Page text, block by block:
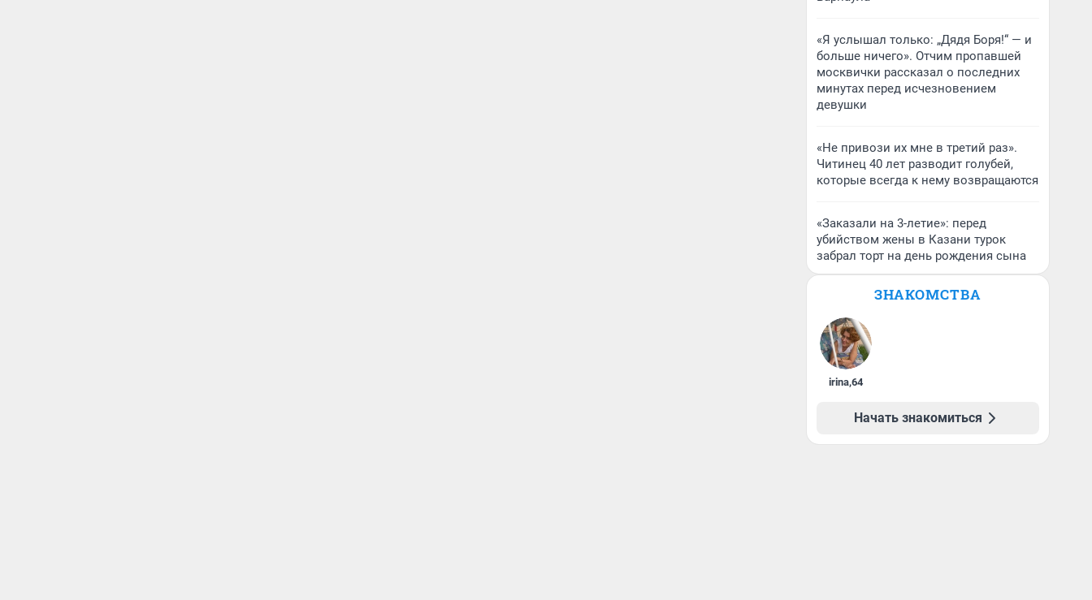
«Я услышал только: „Дядя Боря!“ — и
больше ничего». Отчим пропавшей
москвички рассказал о последних
минутах перед исчезновением
девушки
«Не привози их мне в третий раз».
Читинец 40 лет разводит голубей,
которые всегда к нему возвращаются
«Заказали на 3-летие»: перед
убийством жены в Казани турок
забрал торт на день рождения сына
ЗНАКОМСТВА
irina,64
Начать знакомиться